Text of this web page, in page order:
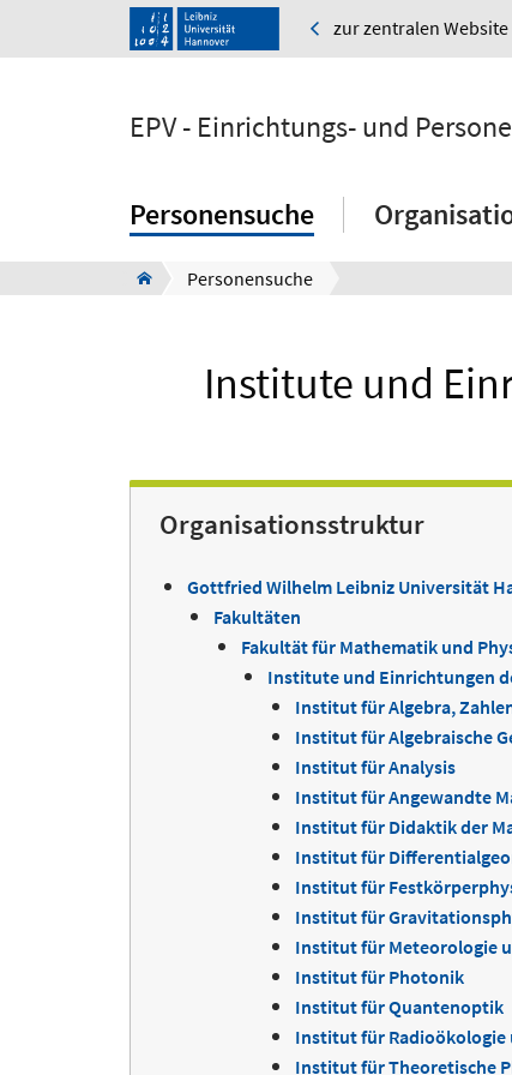
zur zentralen Website
EPV - Einrichtungs- und
Personensuche
Personensuche
Institute und
Organisationsstruktur
Gottfried Wilhelm Leibniz Universität
Fakultäten
Fakultät für Mathematik und
Institute und Einrichtungen
Institut für Algebra,
Institut für Algebraische
Institut für Analysis
Institut für Angewandte
Institut für Didaktik der
Institut für
Institut für
Institut für
Institut für Meteorologie
Institut für Photonik
Institut für Quantenoptik
Institut für Radioökologie
Institut für Theoretische